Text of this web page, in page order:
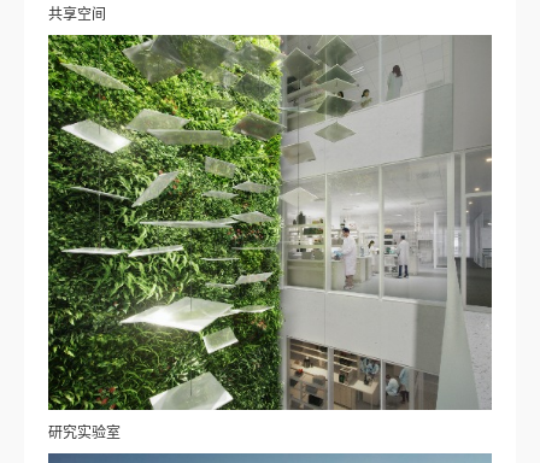
共享空间
研究实验室